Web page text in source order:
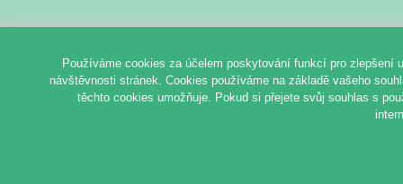
Používáme cookies za účelem poskytování funkcí pro zlepšení
návštěvnosti stránek. Cookies používáme na základě vašeho
těchto cookies umožňuje. Pokud si přejete svůj souhlas s